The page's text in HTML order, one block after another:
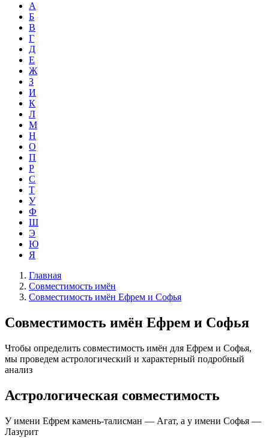
А
Б
В
Г
Д
Е
Ж
З
И
К
Л
М
Н
О
П
Р
С
Т
У
Ф
Ш
Э
Ю
Я
Главная
Совместимость имён
Совместимость имён Ефрем и Софья
Совместимость имён Ефрем и Софья
Чтобы определить совместимость имён для Ефрем и Софья,
мы проведем астрологический и характерный подробный
анализ
Астрологическая совместимость
У имени Ефрем камень-талисман — Агат, а у имени Софья —
Лазурит